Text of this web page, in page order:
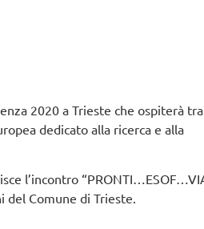
2020 a Trieste che ospiterà
dedicato alla ricerca e alla
l’incontro
del Comune di Trieste.